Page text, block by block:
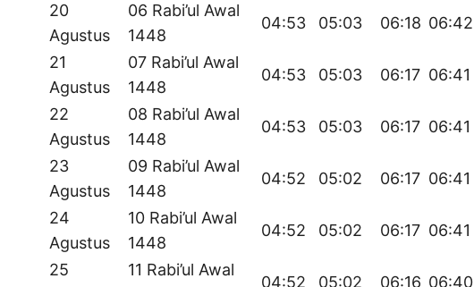
20
Agustus
06 Rabi’ul Awal
1448
04:53 05:03 06:18 06:42
21
Agustus
07 Rabi’ul Awal
1448
04:53 05:03 06:17 06:41
22
Agustus
08 Rabi’ul Awal
1448
04:53 05:03 06:17 06:41
23
Agustus
09 Rabi’ul Awal
1448
04:52 05:02 06:17 06:41
24
Agustus
10 Rabi’ul Awal
1448
04:52 05:02 06:17 06:41
25
11 Rabi’ul Awal
04:52 05:02 06:16 06:40